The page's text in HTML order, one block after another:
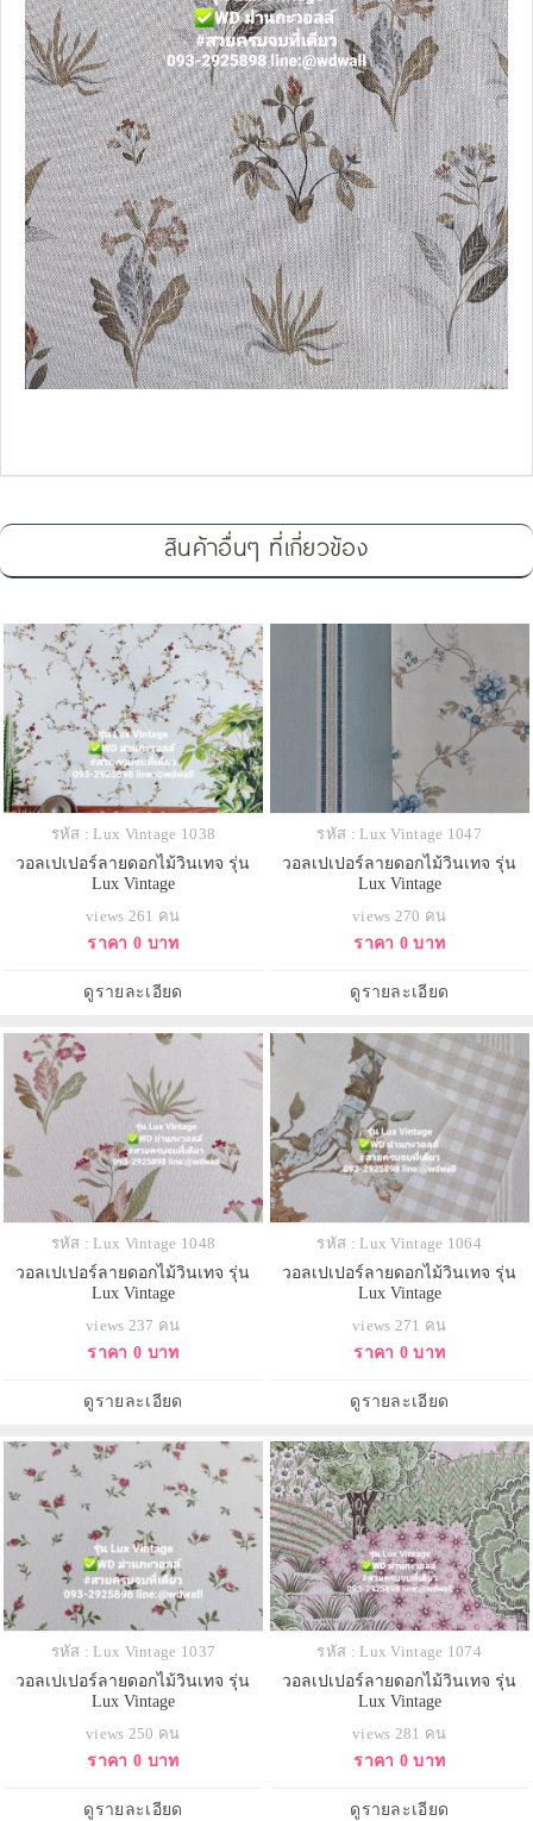
สินค้าอื่นๆ ที่เกี่ยวข้อง
รหัส : Lux Vintage 1038
วอลเปเปอร์ลายดอกไม้วินเทจ รุ่น
Lux Vintage
views 261 คน
ราคา 0 บาท
ดูรายละเอียด
รหัส : Lux Vintage 1047
วอลเปเปอร์ลายดอกไม้วินเทจ รุ่น
Lux Vintage
views 270 คน
ราคา 0 บาท
ดูรายละเอียด
รหัส : Lux Vintage 1048
วอลเปเปอร์ลายดอกไม้วินเทจ รุ่น
Lux Vintage
views 237 คน
ราคา 0 บาท
ดูรายละเอียด
รหัส : Lux Vintage 1064
วอลเปเปอร์ลายดอกไม้วินเทจ รุ่น
Lux Vintage
views 271 คน
ราคา 0 บาท
ดูรายละเอียด
รหัส : Lux Vintage 1037
วอลเปเปอร์ลายดอกไม้วินเทจ รุ่น
Lux Vintage
views 250 คน
ราคา 0 บาท
ดูรายละเอียด
รหัส : Lux Vintage 1074
วอลเปเปอร์ลายดอกไม้วินเทจ รุ่น
Lux Vintage
views 281 คน
ราคา 0 บาท
ดูรายละเอียด